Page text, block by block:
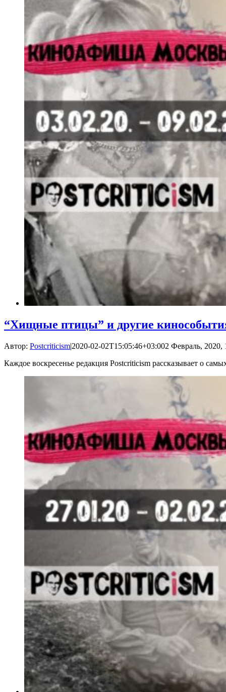
“Хищные птицы” и другие
Автор: Postcriticism|2020-02-02T15:05:46+03:002 Февраль, 2020,
Каждое воскресенье редакция Postcriticism рассказывает о